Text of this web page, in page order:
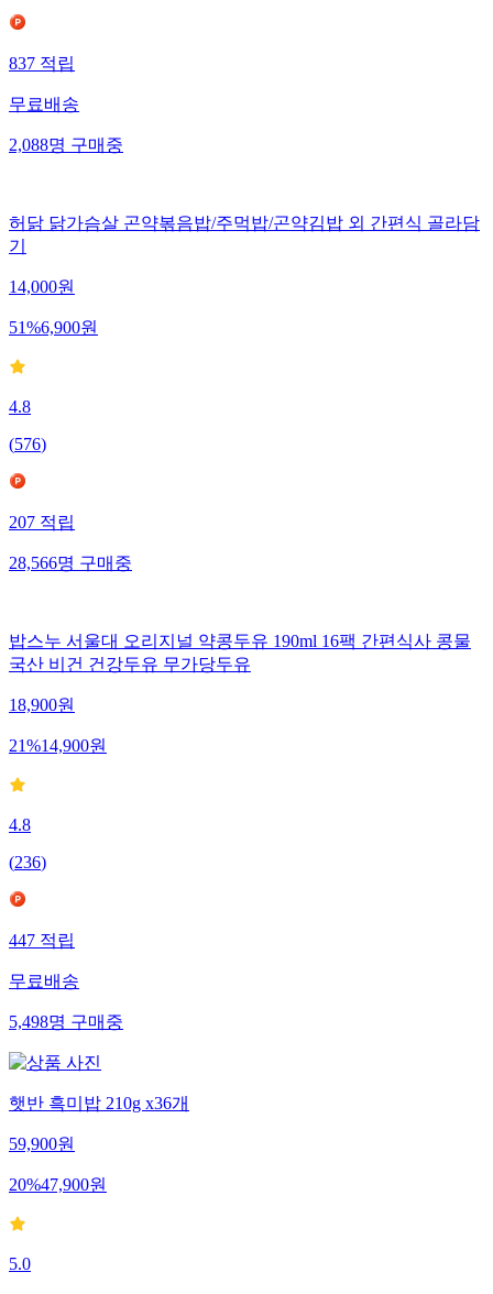
837 적립
무료배송
2,088명 구매중
허닭 닭가슴살 곤약볶음밥/주먹밥/곤약김밥 외 간편식 골라담
기
14,000원
51%6,900원
4.8
(576)
207 적립
28,566명 구매중
밥스누 서울대 오리지널 약콩두유 190ml 16팩 간편식사 콩물
국산 비건 건강두유 무가당두유
18,900원
21%14,900원
4.8
(236)
447적립
무료배송
5,498명구매중
햇반 흑미밥 210g x36개
59,900원
20%47,900원
5.0